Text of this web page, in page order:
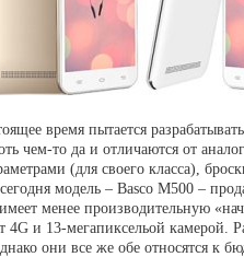
время пытается
чем-то да и отличаются от
(для своего класса),
модель – Basco M500 –
менее производительную
и 13-мегапиксельой камерой.
они все же обе относятся к